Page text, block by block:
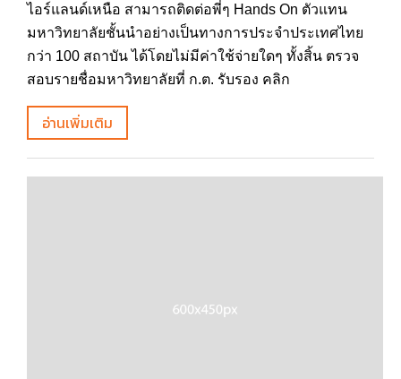
ไอร์แลนด์เหนือ สามารถติดต่อพี่ๆ Hands On ตัวแทน
มหาวิทยาลัยชั้นนำอย่างเป็นทางการประจำประเทศไทย
กว่า 100 สถาบัน ได้โดยไม่มีค่าใช้จ่ายใดๆ ทั้งสิ้น ตรวจ
สอบรายชื่อมหาวิทยาลัยที่ ก.ต. รับรอง คลิก
อ่านเพิ่มเติม